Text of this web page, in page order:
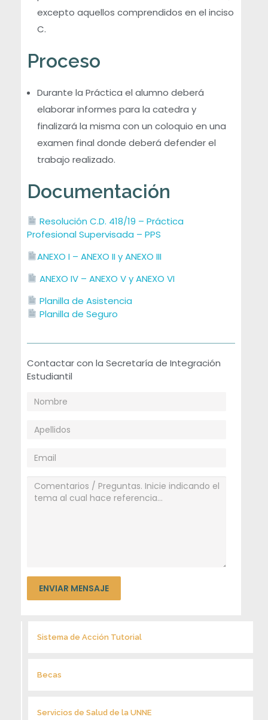
excepto aquellos comprendidos en el inciso
C.
Proceso
Durante la Práctica el alumno deberá
elaborar informes para la catedra y
finalizará la misma con un coloquio en una
examen final donde deberá defender el
trabajo realizado.
Documentación
Resolución C.D. 418/19 – Práctica
Profesional Supervisada – PPS
ANEXO I – ANEXO II y ANEXO III
ANEXO IV – ANEXO V y ANEXO VI
Planilla de Asistencia
Planilla de Seguro
Contactar con la Secretaría de Integración
Estudiantil
Sistema de Acción Tutorial
Becas
Servicios de Salud de la UNNE